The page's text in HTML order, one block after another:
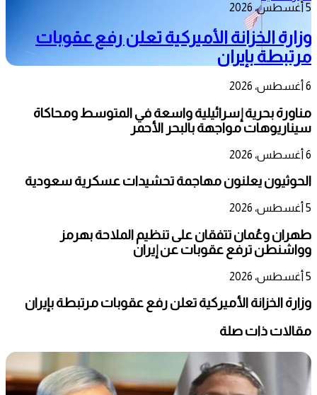
5 أغسطس، 2026
وزارة الخزانة الأميركية تعلن رفع عقوبات
مرتبطة بإيران
6 أغسطس، 2026
مناورة بحرية إسرائيلية واسعة في المتوسط ومحاكاة
سيناريوهات مواجهة بالبحر الأحمر
6 أغسطس، 2026
الحوثيون يعلنون مهاجمة تحشيدات عسكرية سعودية
5 أغسطس، 2026
طهران وعُمان تتفقان على تنظيم الملاحة بهرمز
وواشنطن ترفع عقوبات عن إيران
5 أغسطس، 2026
وزارة الخزانة الأميركية تعلن رفع عقوبات مرتبطة بإيران
مقالات ذات صلة